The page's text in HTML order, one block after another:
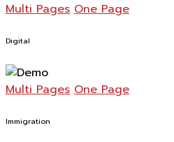
Multi Pages One Page
Digital
Multi Pages One Page
Immigration